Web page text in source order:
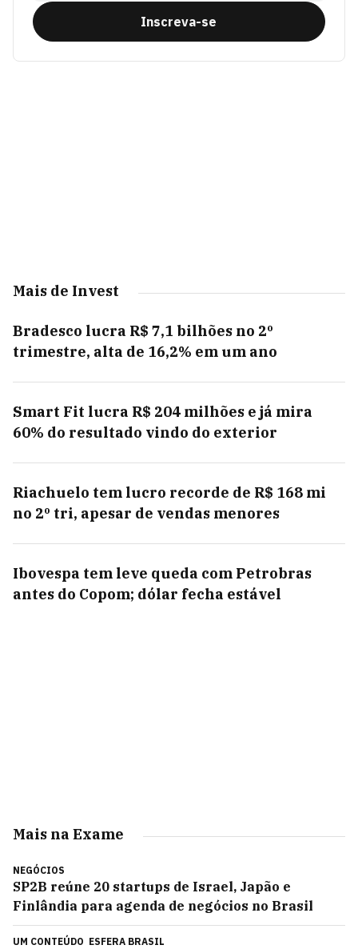
Inscreva-se
Mais de Invest
Bradesco lucra R$ 7,1 bilhões no 2º
trimestre, alta de 16,2% em um ano
Smart Fit lucra R$ 204 milhões e já mira
60% do resultado vindo do exterior
Riachuelo tem lucro recorde de R$ 168 mi
no 2º tri, apesar de vendas menores
Ibovespa tem leve queda com Petrobras
antes do Copom; dólar fecha estável
Mais na Exame
NEGÓCIOS
SP2B reúne 20 startups de Israel, Japão e
Finlândia para agenda de negócios no Brasil
UM CONTEÚDO ESFERA BRASIL